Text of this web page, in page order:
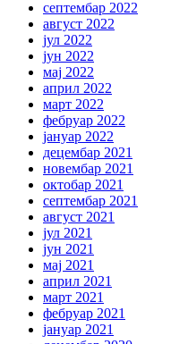
септембар 2022
август 2022
јул 2022
јун 2022
мај 2022
април 2022
март 2022
фебруар 2022
јануар 2022
децембар 2021
новембар 2021
октобар 2021
септембар 2021
август 2021
јул 2021
јун 2021
мај 2021
април 2021
март 2021
фебруар 2021
јануар 2021